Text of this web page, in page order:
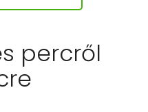
percről